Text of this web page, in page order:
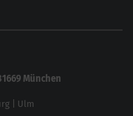
München
Ulm